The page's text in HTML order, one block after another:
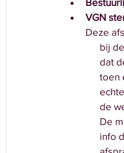
VGN
Deze